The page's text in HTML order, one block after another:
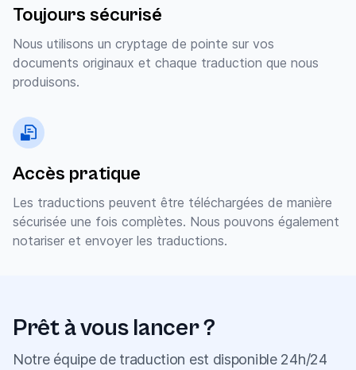
Toujours sécurisé
Nous utilisons un cryptage de pointe sur vos
documents originaux et chaque traduction que nous
produisons.
Accès pratique
Les traductions peuvent être téléchargées de manière
sécurisée une fois complètes. Nous pouvons également
notariser et envoyer les traductions.
Prêt à vous lancer ?
Notre équipe de traduction est disponible 24h/24